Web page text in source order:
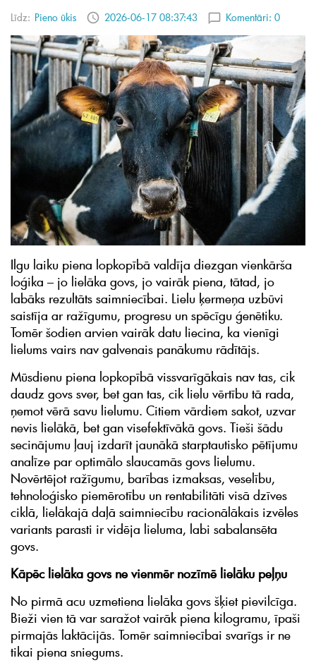
Līdz: Pieno ūkis 2026-06-17 08:37:43 Komentāri: 0
Ilgu laiku piena lopkopībā valdīja diezgan vienkārša
loģika – jo lielāka govs, jo vairāk piena, tātad, jo
labāks rezultāts saimniecībai. Lielu ķermeņa uzbūvi
saistīja ar ražīgumu, progresu un spēcīgu ģenētiku.
Tomēr šodien arvien vairāk datu liecina, ka vienīgi
lielums vairs nav galvenais panākumu rādītājs.
Mūsdienu piena lopkopībā vissvarīgākais nav tas, cik
daudz govs sver, bet gan tas, cik lielu vērtību tā rada,
ņemot vērā savu lielumu. Citiem vārdiem sakot, uzvar
nevis lielākā, bet gan visefektīvākā govs. Tieši šādu
secinājumu ļauj izdarīt jaunākā starptautisko pētījumu
analīze par optimālo slaucamās govs lielumu.
Novērtējot ražīgumu, barības izmaksas, veselību,
tehnoloģisko piemērotību un rentabilitāti visā dzīves
ciklā, lielākajā daļā saimniecību racionālākais izvēles
variants parasti ir vidēja lieluma, labi sabalansēta
govs.
Kāpēc lielāka govs ne vienmēr nozīmē lielāku peļņu
No pirmā acu uzmetiena lielāka govs šķiet pievilcīga.
Bieži vien tā var saražot vairāk piena kilogramu, īpaši
pirmajās laktācijās. Tomēr saimniecībai svarīgs ir ne
tikai piena sniegums.